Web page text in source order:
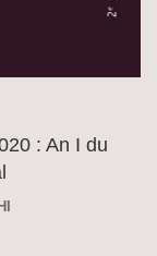
: An I du